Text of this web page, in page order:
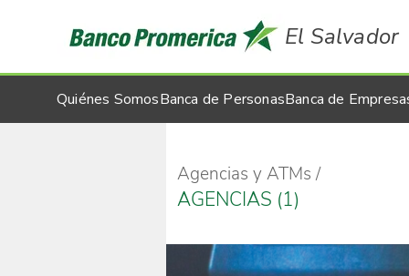
El Salvador
Quiénes SomosBanca de PersonasBanca de
Agencias y ATMs
AGENCIAS (1)